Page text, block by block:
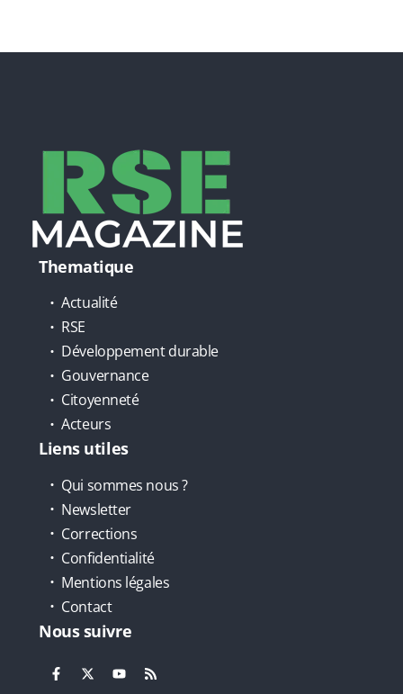
Thematique
Actualité
RSE
Développement durable
Gouvernance
Citoyenneté
Acteurs
Liens utiles
Qui sommes nous ?
Newsletter
Corrections
Confidentialité
Mentions légales
Contact
Nous suivre